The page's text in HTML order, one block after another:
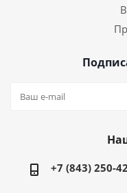
+7 (843) 250-